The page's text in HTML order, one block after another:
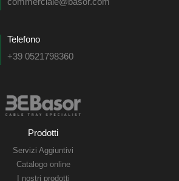
Telefono
+39 0521798360
Prodotti
Servizi Aggiuntivi
Catalogo online
I nostri prodotti